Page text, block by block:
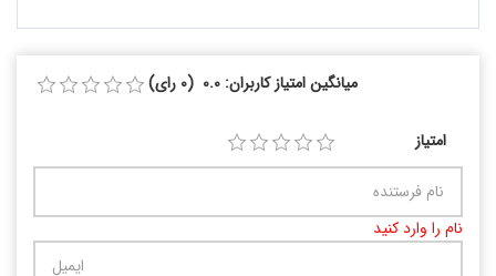
میانگین امتیاز کاربران: 0.0 (0 رای)
امتیاز
نام را وارد کنید